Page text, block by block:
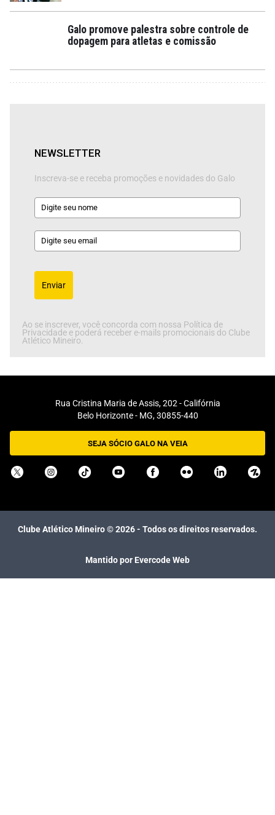
Galo promove palestra sobre controle de
dopagem para atletas e comissão
NEWSLETTER
Inscreva-se e receba promoções e novidades do Galo
Enviar
Ao se inscrever, você concorda com nossa Política de
Privacidade e poderá receber e-mails promocionais do Clube
Atlético Mineiro.
Rua Cristina Maria de Assis, 202 - Califórnia
Belo Horizonte - MG, 30855-440
SEJA SÓCIO GALO NA VEIA
Clube Atlético Mineiro ©2026- Todos os direitos reservados.
Mantido por Evercode Web